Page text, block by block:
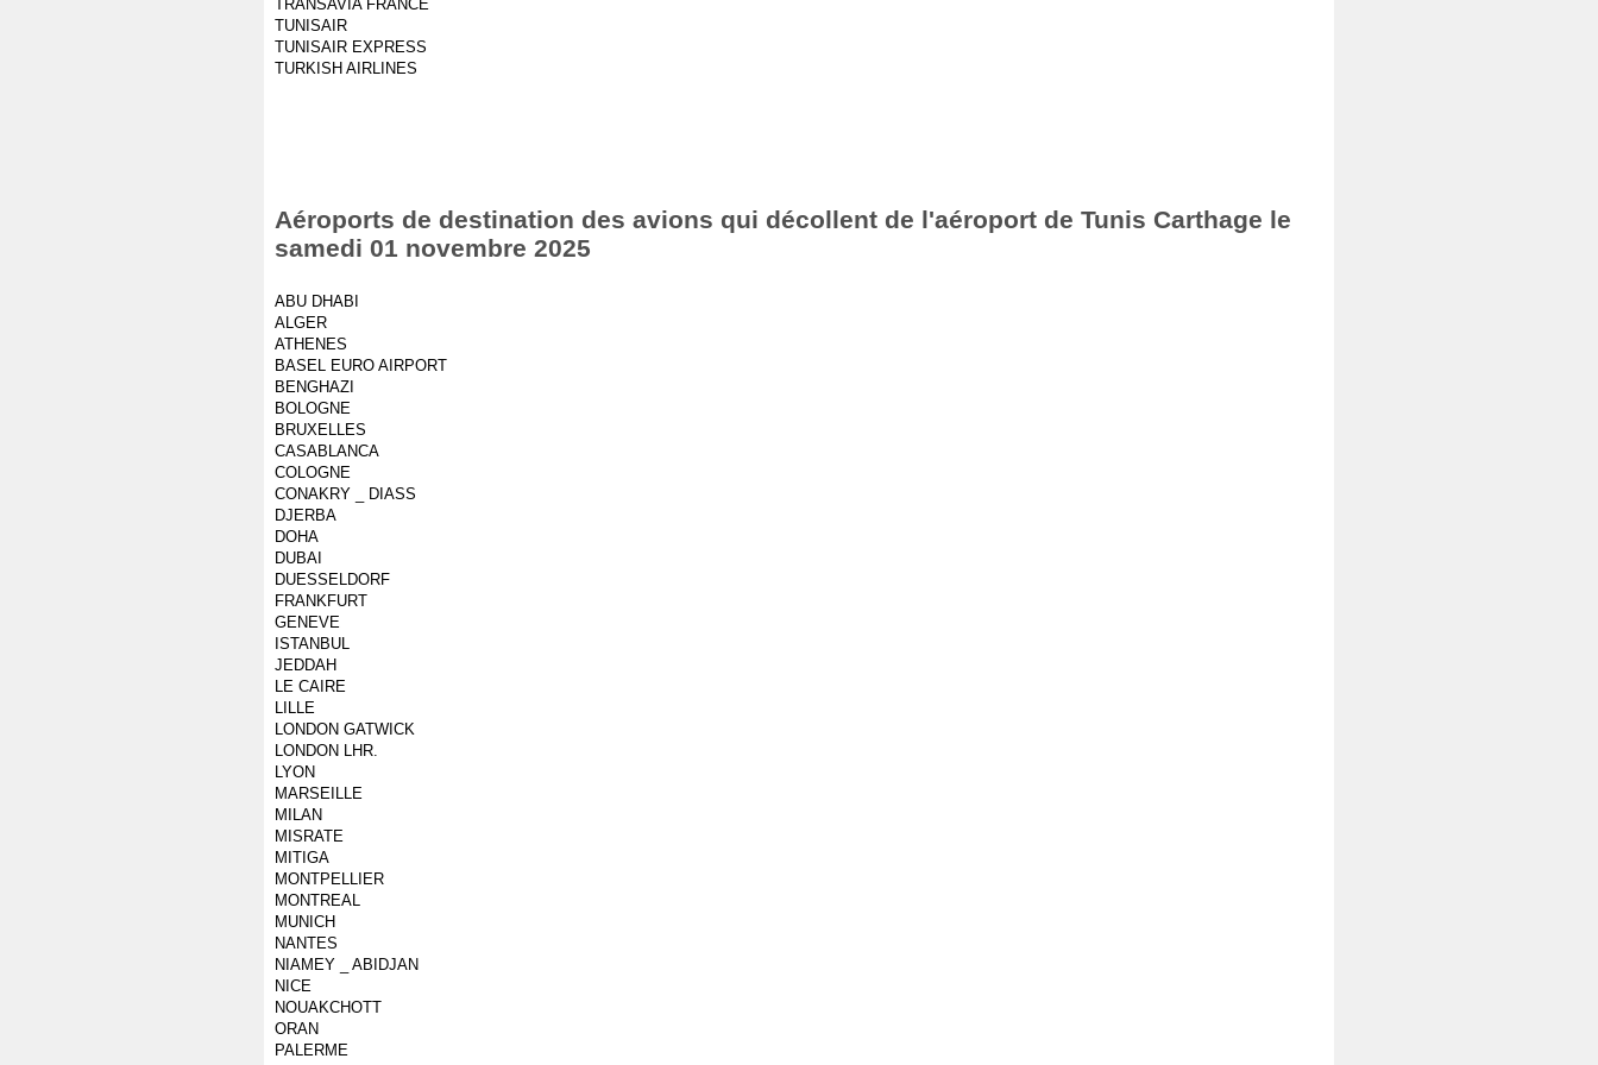
TRANSAVIA FRANCE
TUNISAIR
TUNISAIR EXPRESS
TURKISH AIRLINES
Aéroports de destination des avions qui décollent de l'aéroport de Tunis Carthage le
samedi 01 novembre 2025
ABU DHABI
ALGER
ATHENES
BASEL EURO AIRPORT
BENGHAZI
BOLOGNE
BRUXELLES
CASABLANCA
COLOGNE
CONAKRY _ DIASS
DJERBA
DOHA
DUBAI
DUESSELDORF
FRANKFURT
GENEVE
ISTANBUL
JEDDAH
LE CAIRE
LILLE
LONDON GATWICK
LONDON LHR.
LYON
MARSEILLE
MILAN
MISRATE
MITIGA
MONTPELLIER
MONTREAL
MUNICH
NANTES
NIAMEY _ ABIDJAN
NICE
NOUAKCHOTT
ORAN
PALERME